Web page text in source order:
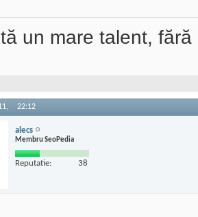
un mare talent,
22:12
alecs
Membru SeoPedia
Reputatie: 38